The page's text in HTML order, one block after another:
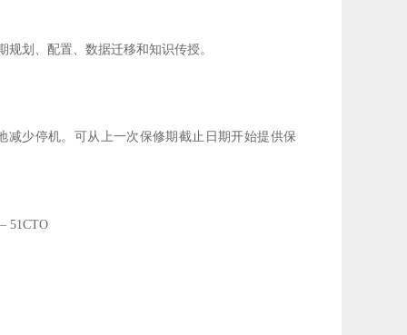
划、配置、数据迁移和知识传授。
少停机。可从上一次保修期截止日期开始提供保
51CTO